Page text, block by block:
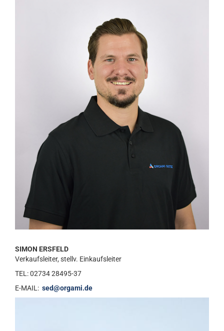
SIMON ERSFELD
Verkaufsleiter, stellv. Einkaufsleiter
TEL: 02734 28495-37
E-MAIL: sed@orgami.de